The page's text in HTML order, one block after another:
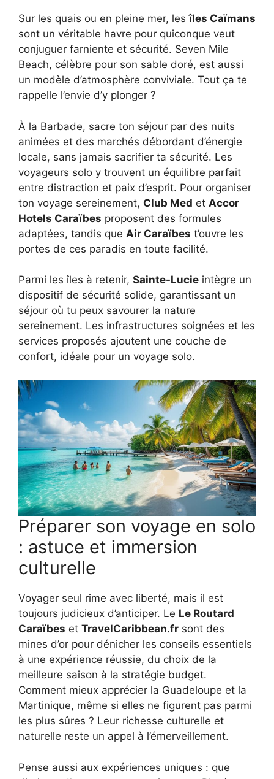
Sur les quais ou en pleine mer, lesîles Caïmans
sont un véritable havre pour quiconque veut
conjuguer farniente et sécurité. Seven Mile
Beach, célèbre pour son sable doré, est aussi
un modèle d’atmosphère conviviale. Tout ça te
rappelle l’envie d’y plonger ?
À la Barbade, sacre ton séjour par des nuits
animées et des marchés débordant d’énergie
locale, sans jamais sacrifier ta sécurité. Les
voyageurs solo y trouvent un équilibre parfait
entre distraction et paix d’esprit. Pour organiser
ton voyage sereinement, Club Med et Accor
Hotels Caraïbes proposent des formules
adaptées, tandis que Air Caraïbes t’ouvre les
portes de ces paradis en toute facilité.
Parmi les îles à retenir, Sainte-Lucie intègre un
dispositif de sécurité solide, garantissant un
séjour où tu peux savourer la nature
sereinement. Les infrastructures soignées et les
services proposés ajoutent une couche de
confort, idéale pour un voyage solo.
Préparer son voyage en solo
: astuce et immersion
culturelle
Voyager seul rime avec liberté, mais il est
toujours judicieux d’anticiper. Le Le Routard
Caraïbes et TravelCaribbean.fr sont des
mines d’or pour dénicher les conseils essentiels
à une expérience réussie, du choix de la
meilleure saison à la stratégie budget.
Comment mieux apprécier la Guadeloupe et la
Martinique, même si elles ne figurent pas parmi
les plus sûres ? Leur richesse culturelle et
naturelle reste un appel à l’émerveillement.
Pense aussi aux expériences uniques : que